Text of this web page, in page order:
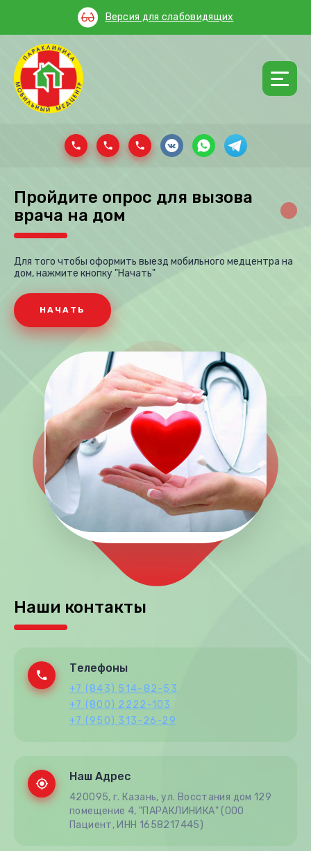
Версия для слабовидящих
Пройдите опрос для вызова
врача на дом
Для того чтобы оформить выезд мобильного медцентра на
дом, нажмите кнопку "Начать"
НАЧАТЬ
Наши контакты
Телефоны
+7 (843) 514-82-53
+7 (800) 2222-103
+7 (950) 313-26-29
Наш Адрес
420095, г. Казань, ул. Восстания дом 129
помещение 4, "ПАРАКЛИНИКА" (ООО
Пациент, ИНН 1658217445)